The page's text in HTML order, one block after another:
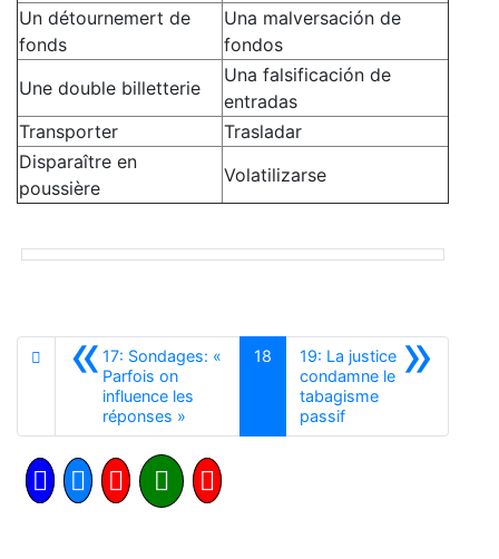
Un détournemert de
fonds
Una malversación de
fondos
Une double billetterie
Una falsificación de
entradas
Transporter
Trasladar
Disparaître en
poussière
Volatilizarse
«17: Sondages: «
Parfois on
influence les
réponses »
18 »
19: La justice
condamne le
tabagisme
passifSiguiente